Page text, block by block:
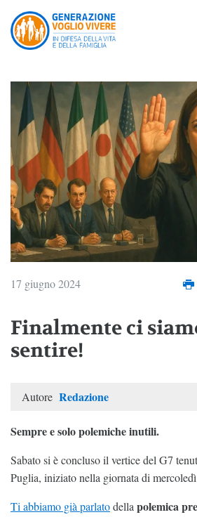
17 giugno 2024
Finalmente ci
sentire!
Autore Redazione
Sempre e solo polemiche inutili.
Sabato si è concluso il vertice del G7
Puglia, iniziato nella giornata di
Ti abbiamo già parlatodella polemica